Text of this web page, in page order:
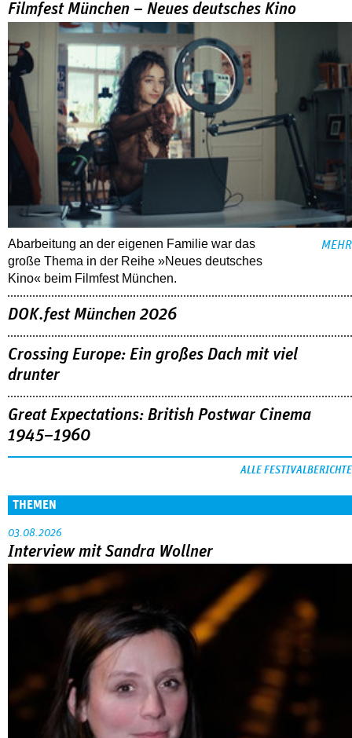
Filmfest München – Neues deutsches Kino
Abarbeitung an der eigenen Familie war das
große Thema in der Reihe »Neues deutsches
Kino« beim Filmfest München.
MEHR
DOK.fest München 2026
Crossing Europe: Ein großes Dach mit viel
drunter
Great Expectations: British Postwar Cinema
1945–1960
ALLE FESTIVALBERICHTE
THEMEN
03.08.2026
Interview mit Sandra Wollner